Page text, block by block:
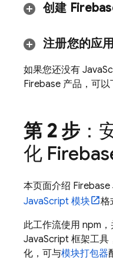
创建
注册您的应用
如果您还没有
Firebase 产品，可
第 2 步 ：
化
本页面介绍 Firebase
JavaScript 模块
格
此工作流使用 npm
JavaScript 框架工具
化，可与模块打包器